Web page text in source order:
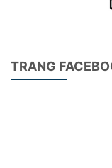
TRANG